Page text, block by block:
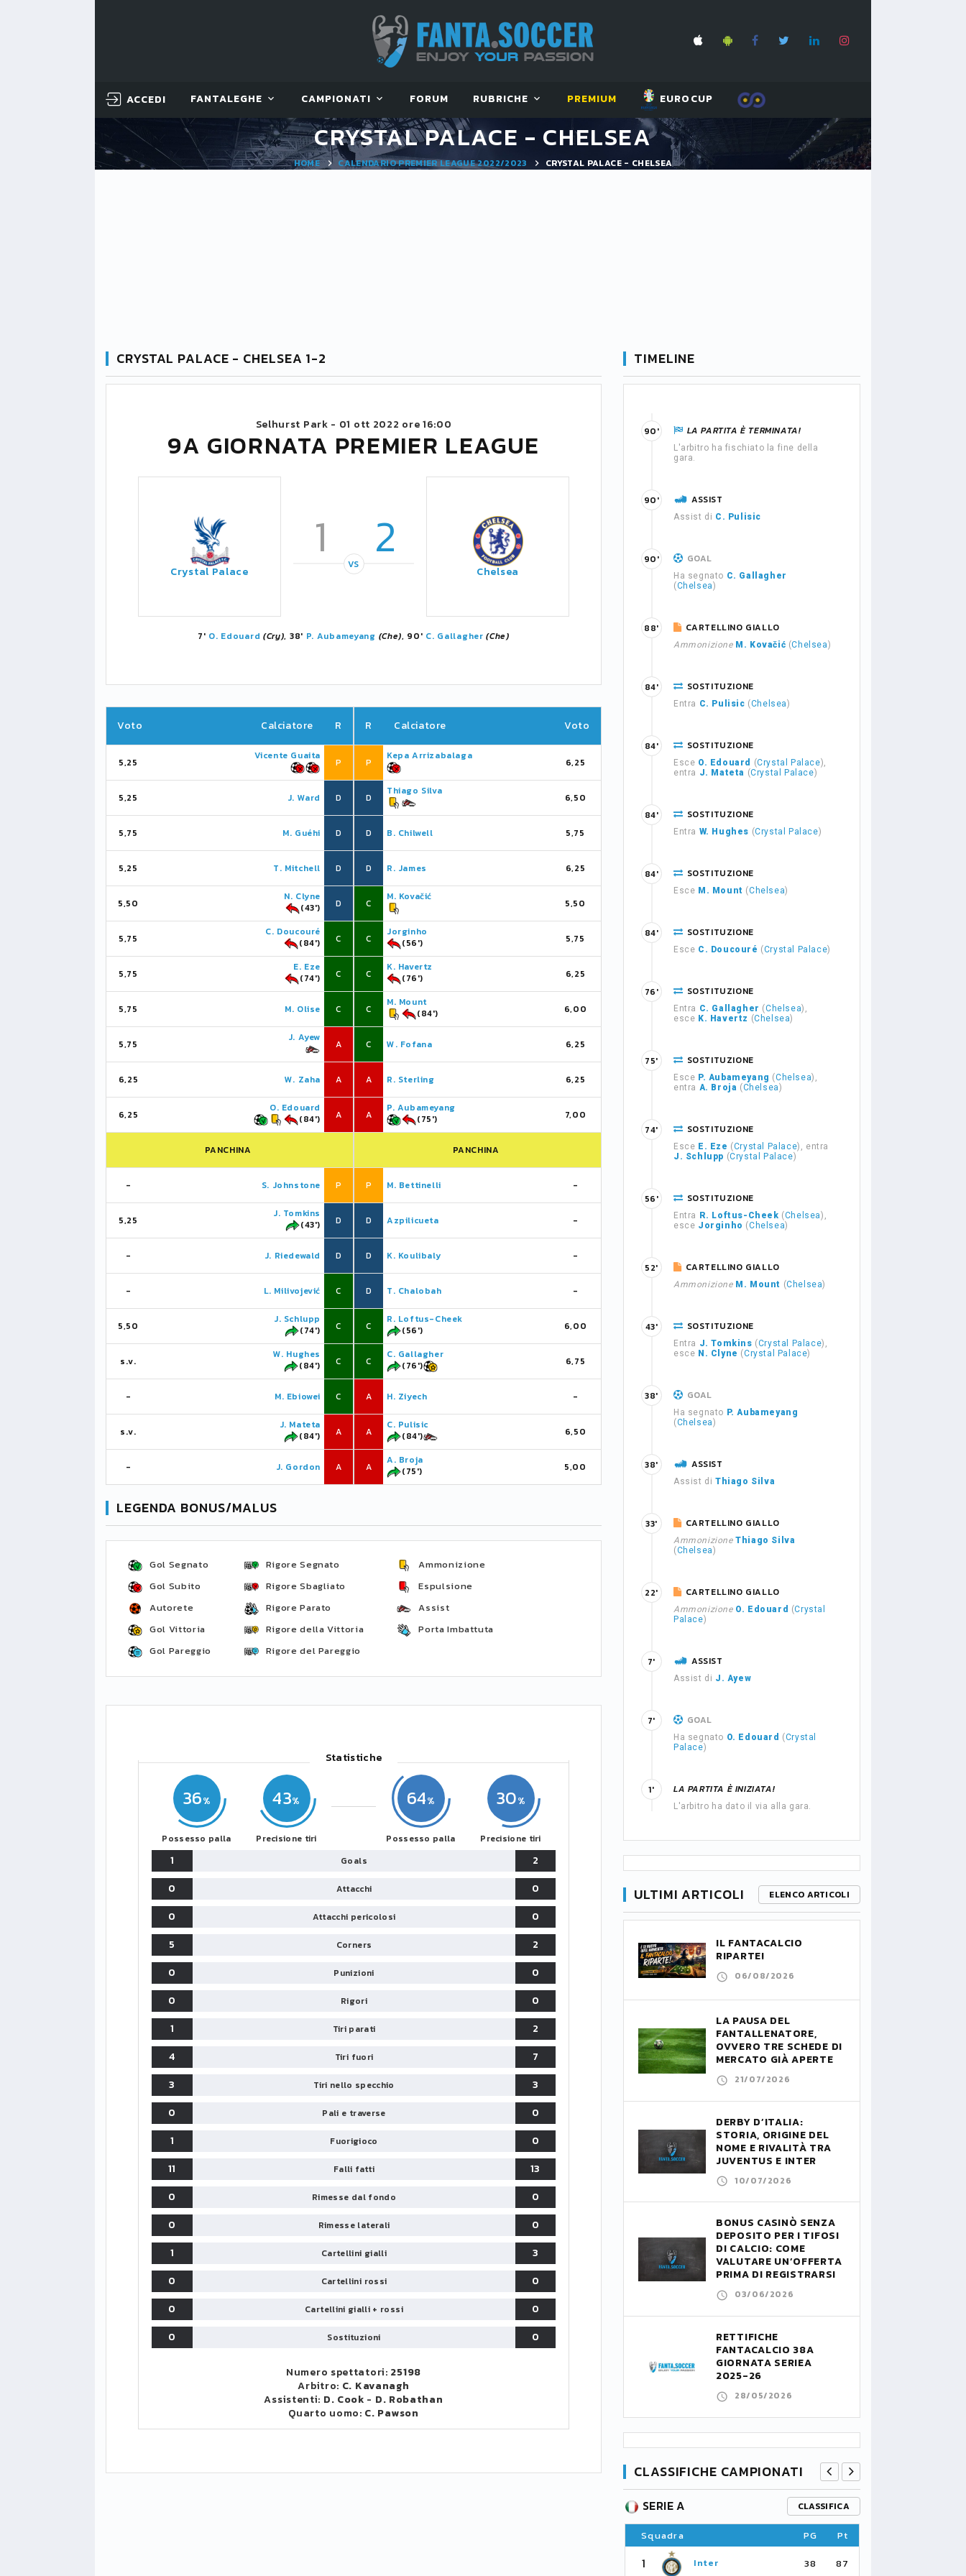
ACCEDI FANTALEGHE CAMPIONATI FORUM RUBRICHE PREMIUM EUROCUP
CRYSTAL PALACE - CHELSEA
HOME CALENDARIO PREMIER LEAGUE 2022/2023 CRYSTAL PALACE - CHELSEA
CRYSTAL PALACE - CHELSEA 1-2
Selhurst Park - 01 ott 2022 ore 16:00
9A GIORNATA PREMIER LEAGUE
Crystal Palace
1 2
VS Chelsea
7' O. Edouard (Cry), 38' P. Aubameyang (Che), 90' C. Gallagher (Che)
Voto Calciatore R
5,25
Vicente Guaita
P
5,25 J. Ward D
5,75 M. Guéhi D
5,25 T. Mitchell D
5,50
N. Clyne
(43')
D
5,75
C. Doucouré
(84')
C
5,75
E. Eze
(74')
C
5,75 M. Olise C
5,75
J. Ayew
A
6,25 W. Zaha A
6,25
O. Edouard
(84')
A
PANCHINA
- S. Johnstone P
5,25
J. Tomkins
(43')
D
- J. Riedewald D
- L. Milivojević C
5,50
J. Schlupp
(74')
C
s.v.
W. Hughes
(84')
C
- M. Ebiowei C
s.v.
J. Mateta
(84')
A
- J. Gordon A
R Calciatore Voto
P
Kepa Arrizabalaga
6,25
D
Thiago Silva
6,50
D B. Chilwell 5,75
D R. James 6,25
C
M. Kovačić
5,50
C
Jorginho
(56')
5,75
C
K. Havertz
(76')
6,25
C
M. Mount
(84')
6,00
C W. Fofana 6,25
A R. Sterling 6,25
A
P. Aubameyang
(75')
7,00
PANCHINA
P M. Bettinelli -
D Azpilicueta -
D K. Koulibaly -
D T. Chalobah -
C
R. Loftus-Cheek
(56')
6,00
C
C. Gallagher
(76')
6,75
A H. Ziyech -
A
C. Pulisic
(84')
6,50
A
A. Broja
(75')
5,00
LEGENDA BONUS/MALUS
Gol Segnato
Gol Subito
Autorete
Gol Vittoria
Gol Pareggio
Rigore Segnato
Rigore Sbagliato
Rigore Parato
Rigore della Vittoria
Rigore del Pareggio
Ammonizione
Espulsione
Assist
Porta Imbattuta
Statistiche
36
Possesso palla
43
Precisione tiri
64
Possesso palla
30
Precisione tiri
1 Goals
2
0
Attacchi
0
0
Attacchi pericolosi
0
5
Corners
2
0
Punizioni
0
0
Rigori
0
1
Tiri parati
2
4
Tiri fuori
7
3
Tiri nello specchio
3
0
Pali e traverse
0
1
Fuorigioco
0
11
Falli fatti
13
0
Rimesse dal fondo
0
0
Rimesse laterali
0
1
Cartellini gialli
3
0
Cartellini rossi
0
0
Cartellini gialli + rossi
0
0
Sostituzioni 0
Numero spettatori: 25198
Arbitro: C. Kavanagh
Assistenti: D. Cook - D. Robathan
Quarto uomo: C. Pawson
TIMELINE
LA PARTITA È TERMINATA!
L'arbitro ha fischiato la fine della
gara.
90'
ASSIST
Assist di C. Pulisic
90'
GOAL
Ha segnato C. Gallagher
(Chelsea)
90'
CARTELLINO GIALLO
Ammonizione M. Kovačić (Chelsea)
88'
SOSTITUZIONE
Entra C. Pulisic (Chelsea)
84'
SOSTITUZIONE
Esce O. Edouard (Crystal Palace),
entra J. Mateta (Crystal Palace)
84'
SOSTITUZIONE
Entra W. Hughes (Crystal Palace)
84'
SOSTITUZIONE
Esce M. Mount (Chelsea)
84'
SOSTITUZIONE
Esce C. Doucouré (Crystal Palace)
84'
SOSTITUZIONE
Entra C. Gallagher (Chelsea),
esce K. Havertz (Chelsea)
76'
SOSTITUZIONE
Esce P. Aubameyang (Chelsea),
entra A. Broja (Chelsea)
75'
SOSTITUZIONE
Esce E. Eze (Crystal Palace), entra
J. Schlupp (Crystal Palace)
74'
SOSTITUZIONE
Entra R. Loftus-Cheek (Chelsea),
esce Jorginho (Chelsea)
56'
CARTELLINO GIALLO
Ammonizione M. Mount (Chelsea)
52'
SOSTITUZIONE
Entra J. Tomkins (Crystal Palace),
esce N. Clyne (Crystal Palace)
43'
GOAL
Ha segnato P. Aubameyang
(Chelsea)
38'
ASSIST
Assist di Thiago Silva
38'
CARTELLINO GIALLO
Ammonizione Thiago Silva
(Chelsea)
33'
CARTELLINO GIALLO
Ammonizione O. Edouard (Crystal
Palace)
22'
ASSIST
Assist di J. Ayew
7'
GOAL
Ha segnato O. Edouard (Crystal
Palace)
7'
LA PARTITA È INIZIATA!
L'arbitro ha dato il via alla gara.
1'
ULTIMI ARTICOLI ELENCO ARTICOLI
IL FANTACALCIO
RIPARTE!
06/08/2026
LA PAUSA DEL
FANTALLENATORE,
OVVERO TRE SCHEDE DI
MERCATO GIÀ APERTE
21/07/2026
DERBY D’ITALIA:
STORIA, ORIGINE DEL
NOME E RIVALITÀ TRA
JUVENTUS E INTER
10/07/2026
BONUS CASINÒ SENZA
DEPOSITO PER I TIFOSI
DI CALCIO: COME
VALUTARE UN’OFFERTA
PRIMA DI REGISTRARSI
03/06/2026
RETTIFICHE
FANTACALCIO 38A
GIORNATA SERIEA
2025-26
28/05/2026
CLASSIFICHE CAMPIONATI
SERIE A CLASSIFICA
Squadra PG Pt
1 Inter 38 87